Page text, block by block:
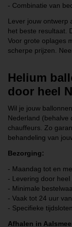
- Combinatie van
Lever jouw ontwerp
het beste resultaat.
Voor grote oplages
scherpe prijzen.
Helium
door heel
Wil je jouw
Nederland (behalve
chauffeurs. Zo
behandeling van
Bezorging:
- Maandag tot en
- Levering door
- Minimale
- Vaak tot 24 uur
- Specifieke
Afhalen in